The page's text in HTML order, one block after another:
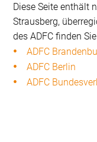
Diese Seite enthält
Strausberg,
des ADFC finden
ADFC
ADFC Berlin
ADFC